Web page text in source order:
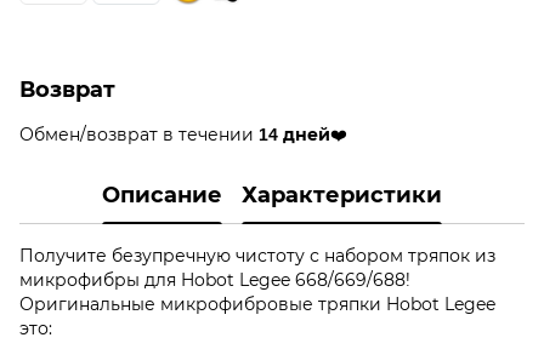
Возврат
Обмен/возврат в течении 14 дней❤️
Описание Характеристики
Получите безупречную чистоту с набором тряпок из
микрофибры для Hobot Legee 668/669/688!
Оригинальные микрофибровые тряпки Hobot Legee
это: